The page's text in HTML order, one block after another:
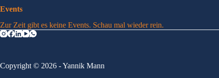
Events
Zur Zeit gibt es keine Events. Schau mal wieder rein.
Copyright © 2026 - Yannik Mann